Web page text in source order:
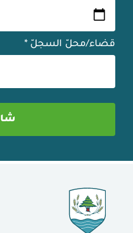
قضاء/محلّ السجلّ *